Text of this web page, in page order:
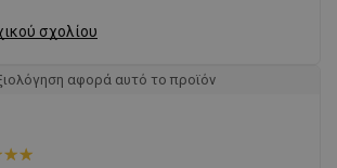
σχολίου
αφορά αυτό το προϊόν